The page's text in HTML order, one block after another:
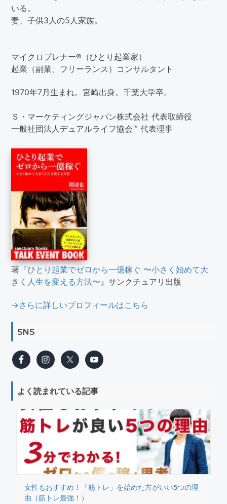
いる。
妻、子供3人の5人家族。
マイクロプレナー®（ひとり起業家）
起業（副業、フリーランス）コンサルタント
1970年7月生まれ。宮崎出身。千葉大学卒。
Ｓ・マーケティングジャパン株式会社 代表取締役
一般社団法人デュアルライフ協会™ 代表理事
著 『ひとり起業でゼロから一億稼ぐ 〜小さく始めて大
きく人生を変える方法〜』サンクチュアリ出版
→さらに詳しいプロフィールはこちら
SNS
よく読まれている記事
女性もおすすめ！「筋トレ」を始めた方がいい5つの理
由（筋トレ最強！）